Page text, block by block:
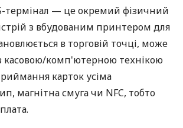
термінал — це окремий фізичний
з вбудованим принтером для
в торговій точці, може
касовою/комп'ютерною технікою
карток усіма
магнітна смуга чи NFC, тобто